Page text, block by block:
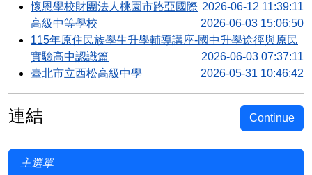
2026-06-12 11:39:11
懷恩學校財團法人桃園市路亞國際
高級中等學校
2026-06-03 15:06:50
115年原住民族學生升學輔導講座-國中升學途徑與原民
實驗高中認識篇
2026-06-03 07:37:11
臺北市立西松高級中學
2026-05-31 10:46:42
連結 Continue
主選單